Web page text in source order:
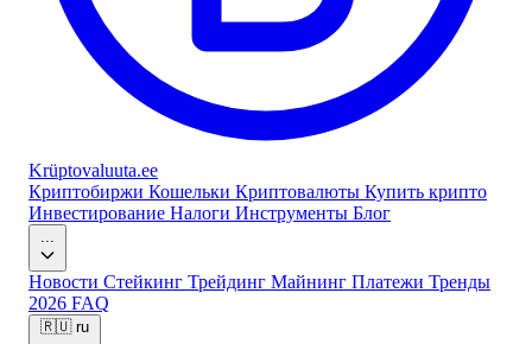
Krüptovaluuta.ee
Криптобиржи Кошельки Криптовалюты Купить крипто
Инвестирование Налоги Инструменты Блог
Новости Стейкинг Трейдинг Майнинг Платежи Тренды
2026 FAQ
🇷🇺 ru